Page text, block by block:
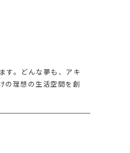
す。どんな夢も、アキ
の理想の生活空間を創